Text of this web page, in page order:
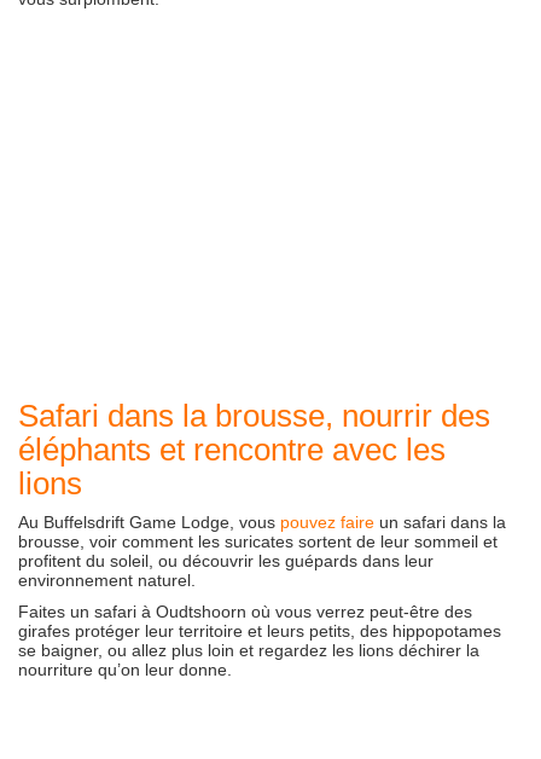
Safari dans la brousse, nourrir des
éléphants et rencontre avec les
lions
Au Buffelsdrift Game Lodge, vous pouvez faire un safari dans la
brousse, voir comment les suricates sortent de leur sommeil et
profitent du soleil, ou découvrir les guépards dans leur
environnement naturel.
Faites un safari à Oudtshoorn où vous verrez peut-être des
girafes protéger leur territoire et leurs petits, des hippopotames
se baigner, ou allez plus loin et regardez les lions déchirer la
nourriture qu’on leur donne.